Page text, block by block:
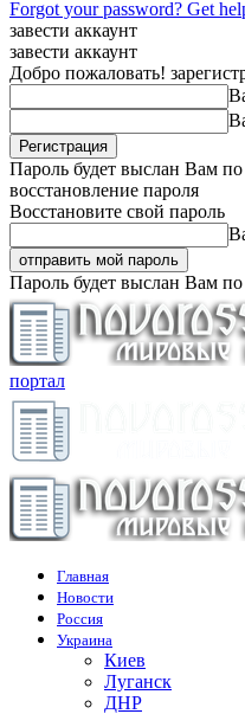
Forgot your password? Get
завести аккаунт
завести аккаунт
Добро пожаловать!
Пароль будет выслан Вам
восстановление пароля
Восстановите свой пароль
Пароль будет выслан Вам
портал
Главная
Новости
Россия
Украина
Киев
Луганск
ДНР